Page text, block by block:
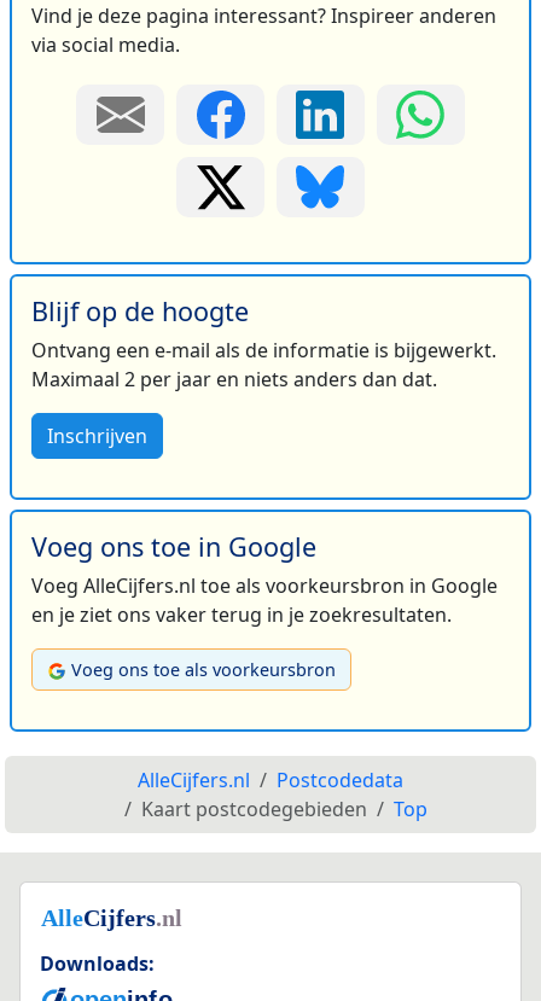
Vind je deze pagina interessant? Inspireer anderen
via social media.
Blijf op de hoogte
Ontvang een e-mail als de informatie is bijgewerkt.
Maximaal 2 per jaar en niets anders dan dat.
Inschrijven
Voeg ons toe in Google
Voeg AlleCijfers.nl toe als voorkeursbron in Google
en je ziet ons vaker terug in je zoekresultaten.
Voeg ons toe als voorkeursbron
AlleCijfers.nl
Postcodedata
Kaart postcodegebieden
Top
Downloads: